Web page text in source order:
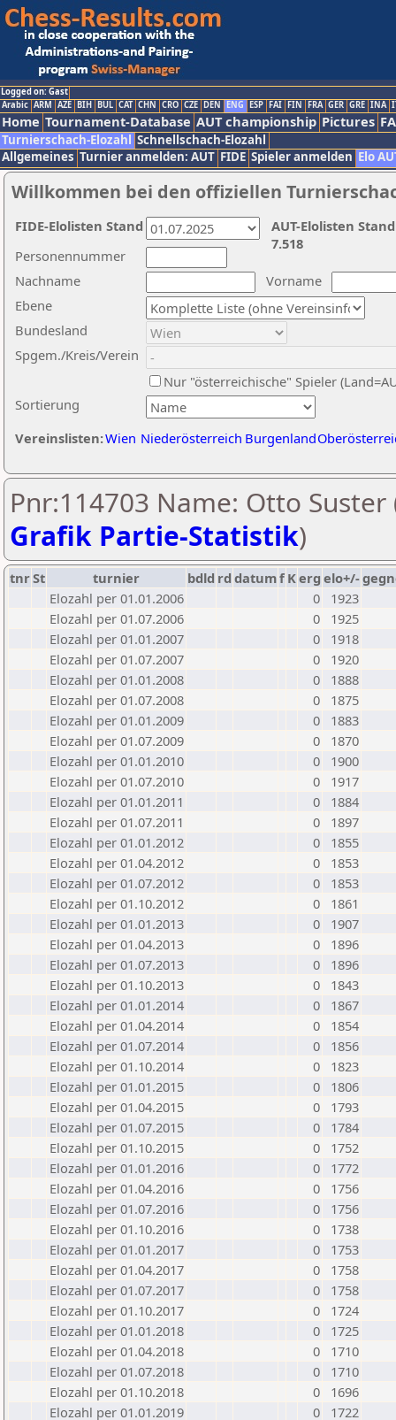
Logged on: Gast
Arabic ARM AZE BIH BUL CAT CHN CRO CZE DEN ENG ESP FAI FIN FRA GER GRE INA
Home Tournament-Database AUT championship Pictures
Turnierschach-Elozahl Schnellschach-Elozahl
Allgemeines Turnier anmelden: AUT FIDE Spieler anmelden Elo
Willkommen bei den offiziellen
Nachname
Vorname
Ebene
Sortierung
Personennummer
Bundesland
Spgem./Kreis/Verein
Nur "österreichische" Spieler
Vereinslisten:Wien Niederösterreich Burgenland
AUT-Elolisten
7.518
FIDE-Elolisten Stand
Pnr:114703 Name: Otto Suster
Grafik Partie-Statistik)
tnrSt turnier bdld rd datumf Kerg elo+/-
Elozahl per 01.01.2006
0
1923
Elozahl per 01.07.2006
0
1925
Elozahl per 01.01.2007
0
1918
Elozahl per 01.07.2007
0
1920
Elozahl per 01.01.2008
0
1888
Elozahl per 01.07.2008
0
1875
Elozahl per 01.01.2009
0
1883
Elozahl per 01.07.2009
0
1870
Elozahl per 01.01.2010
0
1900
Elozahl per 01.07.2010
0
1917
Elozahl per 01.01.2011
0
1884
Elozahl per 01.07.2011
0
1897
Elozahl per 01.01.2012
0
1855
Elozahl per 01.04.2012
0
1853
Elozahl per 01.07.2012
0
1853
Elozahl per 01.10.2012
0
1861
Elozahl per 01.01.2013
0
1907
Elozahl per 01.04.2013
0
1896
Elozahl per 01.07.2013
0
1896
Elozahl per 01.10.2013
0
1843
Elozahl per 01.01.2014
0
1867
Elozahl per 01.04.2014
0
1854
Elozahl per 01.07.2014
0
1856
Elozahl per 01.10.2014
0
1823
Elozahl per 01.01.2015
0
1806
Elozahl per 01.04.2015
0
1793
Elozahl per 01.07.2015
0
1784
Elozahl per 01.10.2015
0
1752
Elozahl per 01.01.2016
0
1772
Elozahl per 01.04.2016
0
1756
Elozahl per 01.07.2016
0
1756
Elozahl per 01.10.2016
0
1738
Elozahl per 01.01.2017
0
1753
Elozahl per 01.04.2017
0
1758
Elozahl per 01.07.2017
0
1758
Elozahl per 01.10.2017
0
1724
Elozahl per 01.01.2018
0
1725
Elozahl per 01.04.2018
0
1710
Elozahl per 01.07.2018
0
1710
Elozahl per 01.10.2018
0
1696
Elozahl per 01.01.2019
0
1722